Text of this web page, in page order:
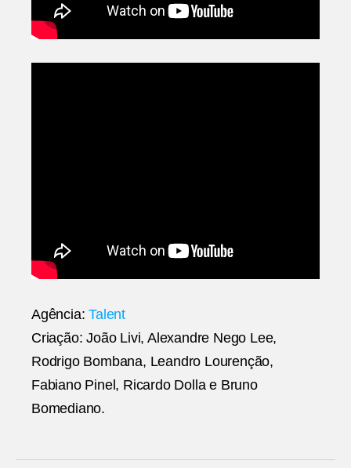
Agência:Talent
Criação: João Livi, Alexandre Nego Lee,
Rodrigo Bombana, Leandro Lourenção,
Fabiano Pinel, Ricardo Dolla e Bruno
Bomediano.